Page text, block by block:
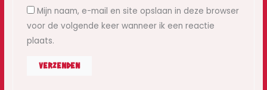
Mijn naam, e-mail en site opslaan in deze browser
voor de volgende keer wanneer ik een reactie
plaats.